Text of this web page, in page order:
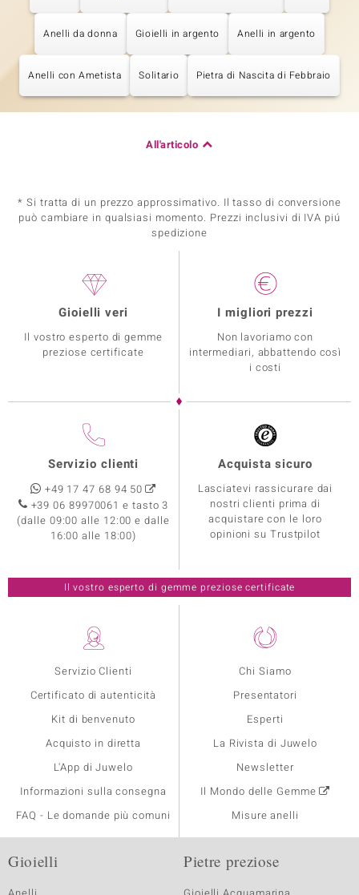
Anelli da donna Gioielli in argento Anelli in argento
Anelli con Ametista Solitario Pietra di Nascita di Febbraio
All'articolo
* Si tratta di un prezzo approssimativo. Il tasso di conversione
può cambiare in qualsiasi momento. Prezzi inclusivi di IVA piú
spedizione
Servizio Clienti
Certificato di autenticità
Kit di benvenuto
Acquisto in diretta
L'App di Juwelo
Informazioni sulla consegna
FAQ - Le domande più comuni
Chi Siamo
Presentatori
Esperti
La Rivista di Juwelo
Newsletter
Il Mondo delle Gemme
Misure anelli
Gioielli veri
Il vostro esperto di gemme
preziose certificate
I migliori prezzi
Non lavoriamo con
intermediari, abbattendo così
i costi
Servizio clienti
+49 17 47 68 94 50
+39 06 89970061 e tasto 3
(dalle 09:00 alle 12:00 e dalle
16:00 alle 18:00)
Acquista sicuro
Lasciatevi rassicurare dai
nostri clienti prima di
acquistare con le loro
opinioni su Trustpilot
Il vostro esperto di gemme preziose certificate
Gioielli Pietre preziose